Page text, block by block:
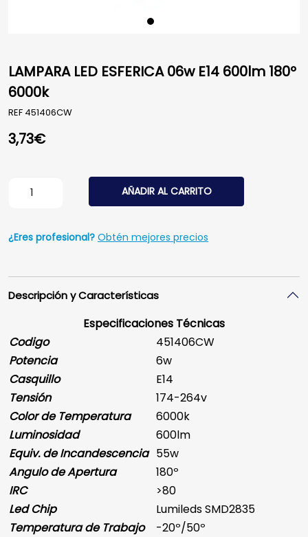
LAMPARA LED ESFERICA 06w E14 600lm 180º
6000k
REF 451406CW
3,73€
LAMPARA LED ESFERICA 06w E14 600lm 180º 6000k
AÑADIR AL CARRITO
¿Eres profesional? Obtén mejores precios
Descripción y Características
Especificaciones Técnicas
Codigo
451406CW
Potencia
6w
Casquillo
E14
Tensión
174-264v
Color de Temperatura
6000k
Luminosidad
600lm
Equiv. de Incandescencia 55w
Angulo de Apertura
180º
IRC
>80
Led Chip
Lumileds SMD2835
Temperatura de Trabajo
-20º/50º